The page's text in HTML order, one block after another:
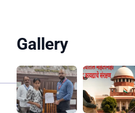
Gallery